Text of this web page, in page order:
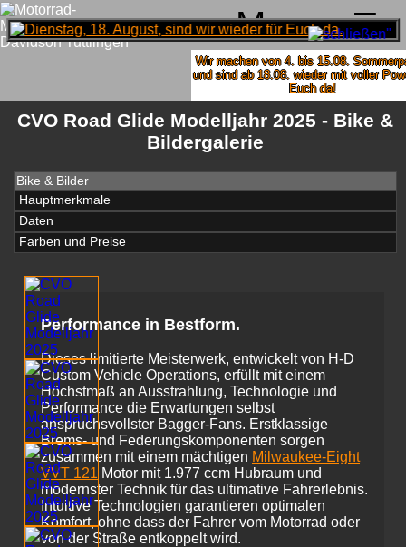
Menu
Wir machen von 4. bis 15.08.
und sind ab 18.08. wieder mit voller
Euch da!
CVO Road Glide Modelljahr 2025 - Bike &
Bildergalerie
Bike & Bilder
Hauptmerkmale
Daten
Farben und Preise
Performance in Bestform.
Dieses limitierte Meisterwerk, entwickelt von H-D
Custom Vehicle Operations, erfüllt mit einem
Höchstmaß an Ausstrahlung, Technologie und
Performance die Erwartungen selbst
anspruchsvollster Bagger-Fans. Erstklassige
Brems- und Federungskomponenten sorgen
zusammen mit einem mächtigen Milwaukee-Eight
VVT 121 Motor mit 1.977 ccm Hubraum und
modernster Technik für das ultimative Fahrerlebnis.
Intuitive Technologien garantieren optimalen
Komfort, ohne dass der Fahrer vom Motorrad oder
von der Straße entkoppelt wird.